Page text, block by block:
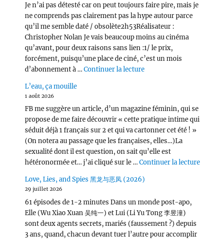
Je n’ai pas détesté car on peut toujours faire pire, mais je
ne comprends pas clairement pas la hype autour parce
qu’il me semble daté / obsolète2h53Réalisateur :
Christopher Nolan Je vais beaucoup moins au cinéma
qu’avant, pour deux raisons sans lien :1/ le prix,
forcément, puisqu’une place de ciné, c’est un mois
d’abonnement à …Continuer la lecturede « L’Odyssée (2026)
L’eau, ça mouille
1 août 2026
FB me suggère un article, d’un magazine féminin, qui se
propose de me faire découvrir « cette pratique intime qui
séduit déjà 1 français sur 2 et qui va cartonner cet été ! »
(On notera au passage que les françaises, elles…)La
sexualité dont il est question, on sait qu’elle est
hétéronormée et… j’ai cliqué sur le …Continuer la lecturede «
Love, Lies, and Spies 黑龙与恶凤 (2026)
29 juillet 2026
61 épisodes de 1-2 minutes Dans un monde post-apo,
Elle (Wu Xiao Xuan 吴纯一) et Lui (Li Yu Tong 李昱潼)
sont deux agents secrets, mariés (faussement ?) depuis
3 ans, quand, chacun devant tuer l’autre pour accomplir